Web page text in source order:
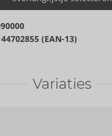
(EAN-13)
Variaties